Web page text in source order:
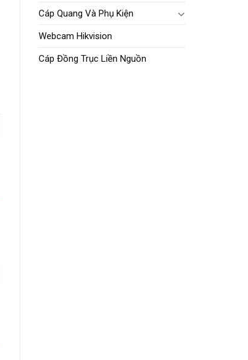
Cáp Quang Và Phụ Kiện
Webcam Hikvision
Cáp Đồng Trục Liền Nguồn